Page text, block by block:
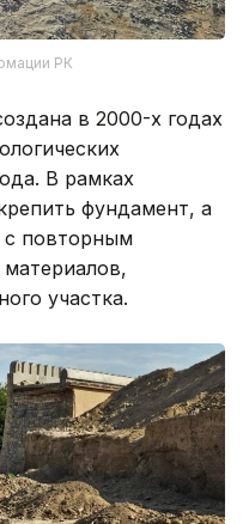
РК
в 2000-х годах
В рамках
фундамент, а
с повторным
участка.